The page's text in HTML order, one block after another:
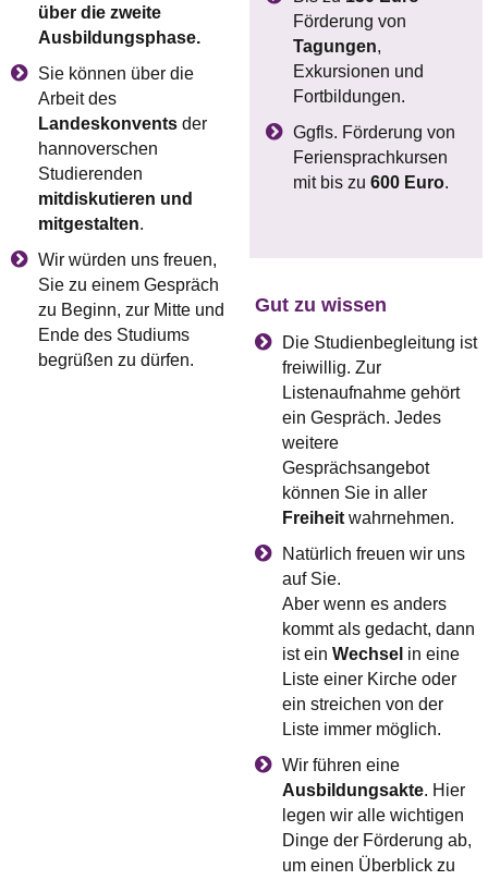
über die zweite
Ausbildungsphase.
Sie können über die
Arbeit des
Landeskonvents der
hannoverschen
Studierenden
mitdiskutieren und
mitgestalten.
Wir würden uns freuen,
Sie zu einem Gespräch
zu Beginn, zur Mitte und
Ende des Studiums
begrüßen zu dürfen.
Förderung von
Tagungen,
Exkursionen und
Fortbildungen.
Ggfls. Förderung von
Feriensprachkursen
mit bis zu 600 Euro.
Gut zu wissen
Die Studienbegleitung ist
freiwillig. Zur
Listenaufnahme gehört
ein Gespräch. Jedes
weitere
Gesprächsangebot
können Sie in aller
Freiheit wahrnehmen.
Natürlich freuen wir uns
auf Sie.
Aber wenn es anders
kommt als gedacht, dann
ist ein Wechsel in eine
Liste einer Kirche oder
ein streichen von der
Liste immer möglich.
Wir führen eine
Ausbildungsakte. Hier
legen wir alle wichtigen
Dinge der Förderung ab,
um einen Überblick zu